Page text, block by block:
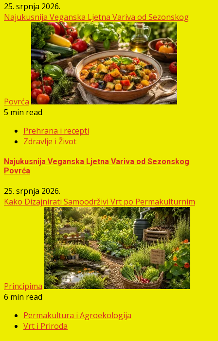
25. srpnja 2026.
Najukusnija Veganska Ljetna Variva od Sezonskog
Povrća
5 min read
Prehrana i recepti
Zdravlje i Život
Najukusnija Veganska Ljetna Variva od Sezonskog
Povrća
25. srpnja 2026.
Kako Dizajnirati Samoodrživi Vrt po Permakulturnim
Principima
6 min read
Permakultura i Agroekologija
Vrt i Priroda